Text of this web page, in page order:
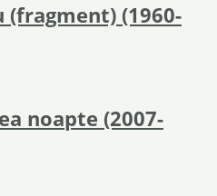
(fragment) (1960-
noapte (2007-